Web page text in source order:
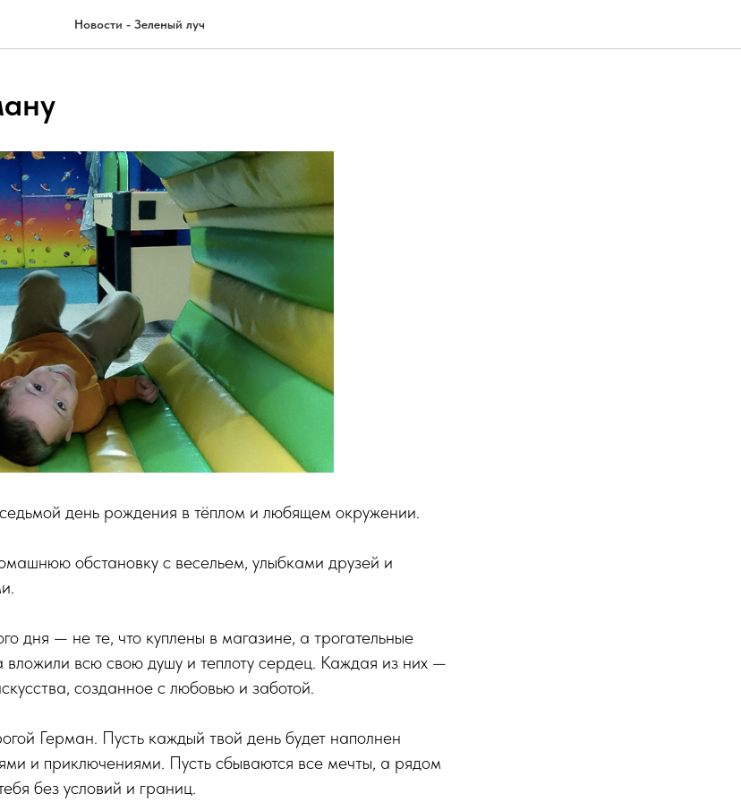
Новости - Зеленый луч
день рождения в тёплом и любящем окружении.
обстановку с весельем, улыбками друзей и
дня — не те, что куплены в магазине, а трогательные
вложили всю свою душу и теплоту сердец. Каждая из них —
созданное с любовью и заботой.
Герман. Пусть каждый твой день будет наполнен
и приключениями. Пусть сбываются все мечты, а рядом
без условий и границ.